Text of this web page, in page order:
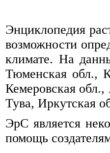
Энциклопедия
возможности
климате. На
Тюменская обл.,
Кемеровская
Тува, Иркутская
ЭрС является
помощь